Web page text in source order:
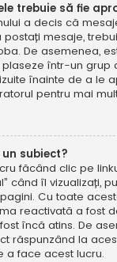
trebuie să fie
a decis că
mesaje,
De asemenea,
într-un grup
înainte de a le
pentru mai
subiect?
făcând clic pe
când îl vizualizați,
Cu toate
reactivată a fost
încă atins. De
răspunzând la
a face acest lucru.